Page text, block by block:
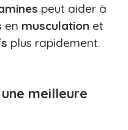
peut aider à
en musculation et
plus rapidement.
meilleure